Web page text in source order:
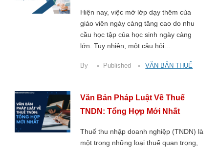
Hiện nay, việc mở lớp dạy thêm của
giáo viên ngày càng tăng cao do nhu
cầu học tập của học sinh ngày càng
lớn. Tuy nhiên, một câu hỏi...
By Published VĂN BẢN THUẾ
Văn Bản Pháp Luật Về Thuế
TNDN: Tổng Hợp Mới Nhất
Thuế thu nhập doanh nghiệp (TNDN) là
một trong những loại thuế quan trọng,